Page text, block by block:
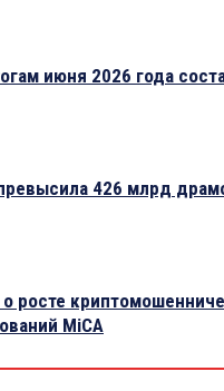
июня 2026 года
426 млрд
росте
MiCA